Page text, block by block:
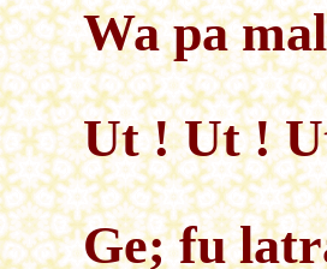
Wa pa
Ut ! Ut !
Ge; fu